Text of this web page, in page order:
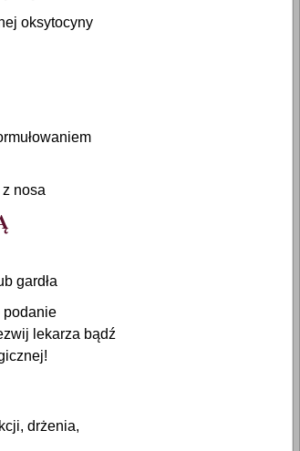
oksytocyny
nosa
gardła
podanie
lekarza bądź
drżenia,